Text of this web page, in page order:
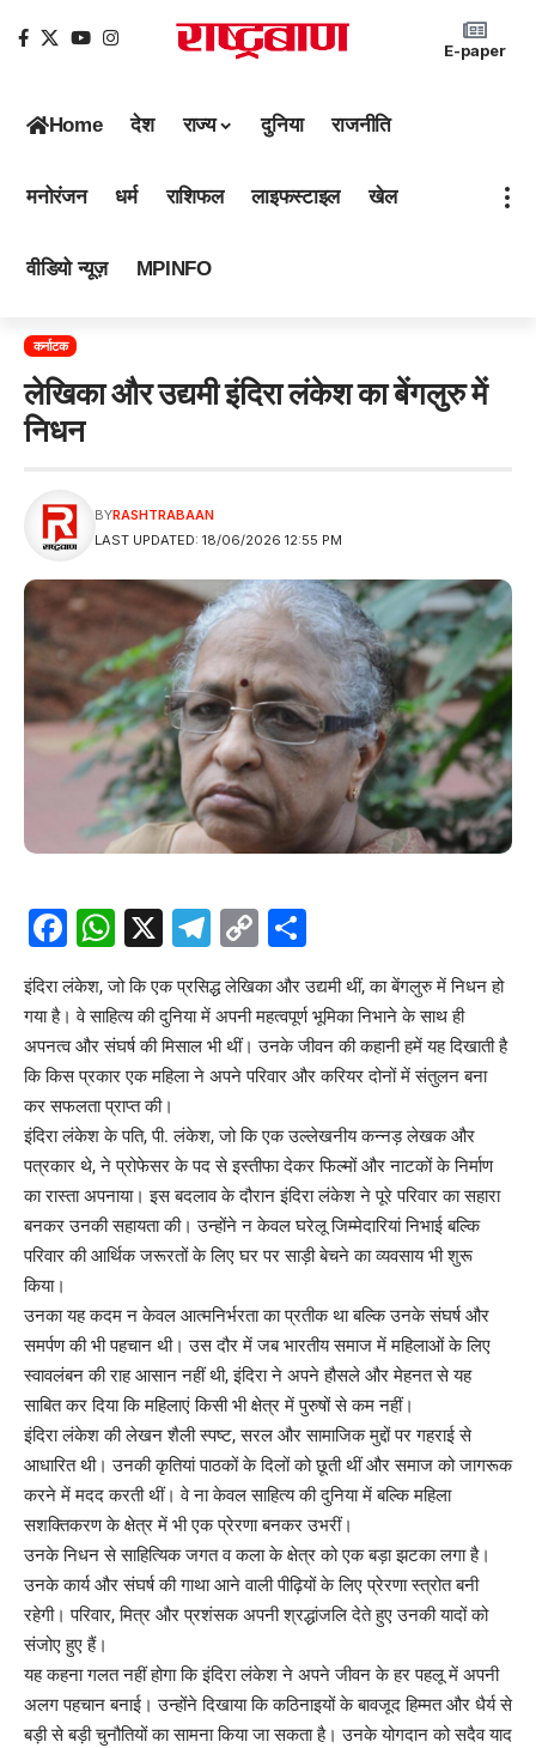
E-paper
Home देश राज्य दुनिया राजनीति
मनोरंजन धर्म राशिफल लाइफस्टाइल खेल
वीडियो न्यूज़ MPINFO
कर्नाटक
लेखिका और उद्यमी इंदिरा लंकेश का बेंगलुरु में
निधन
LAST UPDATED: 18/06/2026 12:55 PM
BYRASHTRABAAN
Facebook
WhatsApp
X Telegram
Copy
Link
इंदिरा लंकेश, जो कि एक प्रसिद्ध लेखिका और उद्यमी थीं, का बेंगलुरु में निधन हो
गया है। वे साहित्य की दुनिया में अपनी महत्वपूर्ण भूमिका निभाने के साथ ही
अपनत्व और संघर्ष की मिसाल भी थीं। उनके जीवन की कहानी हमें यह दिखाती है
कि किस प्रकार एक महिला ने अपने परिवार और करियर दोनों में संतुलन बना
कर सफलता प्राप्त की।
इंदिरा लंकेश के पति, पी. लंकेश, जो कि एक उल्लेखनीय कन्नड़ लेखक और
पत्रकार थे, ने प्रोफेसर के पद से इस्तीफा देकर फिल्मों और नाटकों के निर्माण
का रास्ता अपनाया। इस बदलाव के दौरान इंदिरा लंकेश ने पूरे परिवार का सहारा
बनकर उनकी सहायता की। उन्होंने न केवल घरेलू जिम्मेदारियां निभाई बल्कि
परिवार की आर्थिक जरूरतों के लिए घर पर साड़ी बेचने का व्यवसाय भी शुरू
किया।
उनका यह कदम न केवल आत्मनिर्भरता का प्रतीक था बल्कि उनके संघर्ष और
समर्पण की भी पहचान थी। उस दौर में जब भारतीय समाज में महिलाओं के लिए
स्वावलंबन की राह आसान नहीं थी, इंदिरा ने अपने हौसले और मेहनत से यह
साबित कर दिया कि महिलाएं किसी भी क्षेत्र में पुरुषों से कम नहीं।
इंदिरा लंकेश की लेखन शैली स्पष्ट, सरल और सामाजिक मुद्दों पर गहराई से
आधारित थी। उनकी कृतियां पाठकों के दिलों को छूती थीं और समाज को जागरूक
करने में मदद करती थीं। वे ना केवल साहित्य की दुनिया में बल्कि महिला
सशक्तिकरण के क्षेत्र में भी एक प्रेरणा बनकर उभरीं।
उनके निधन से साहित्यिक जगत व कला के क्षेत्र को एक बड़ा झटका लगा है।
उनके कार्य और संघर्ष की गाथा आने वाली पीढ़ियों के लिए प्रेरणा स्त्रोत बनी
रहेगी। परिवार, मित्र और प्रशंसक अपनी श्रद्धांजलि देते हुए उनकी यादों को
संजोए हुए हैं।
यह कहना गलत नहीं होगा कि इंदिरा लंकेश ने अपने जीवन के हर पहलू में अपनी
अलग पहचान बनाई। उन्होंने दिखाया कि कठिनाइयों के बावजूद हिम्मत और धैर्य से
बड़ी से बड़ी चुनौतियों का सामना किया जा सकता है। उनके योगदान को सदैव याद